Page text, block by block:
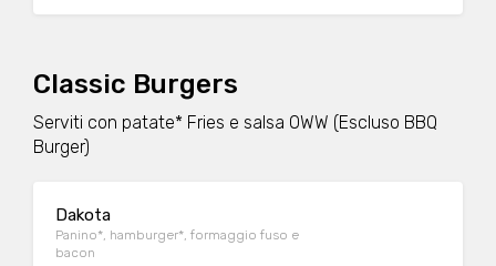
Classic Burgers
Serviti con patate* Fries e salsa OWW (Escluso BBQ
Burger)
Dakota
Panino*, hamburger*, formaggio fuso e
bacon